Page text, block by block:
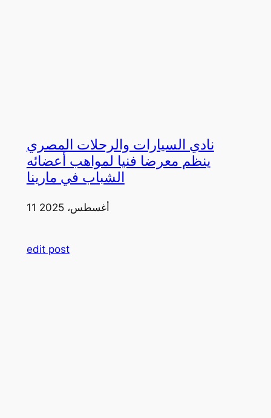
نادي السيارات والرحلات المصري
ينظم معرضا فنيا لمواهب أعضائه
الشباب في مارينا
11 أغسطس، 2025
edit post